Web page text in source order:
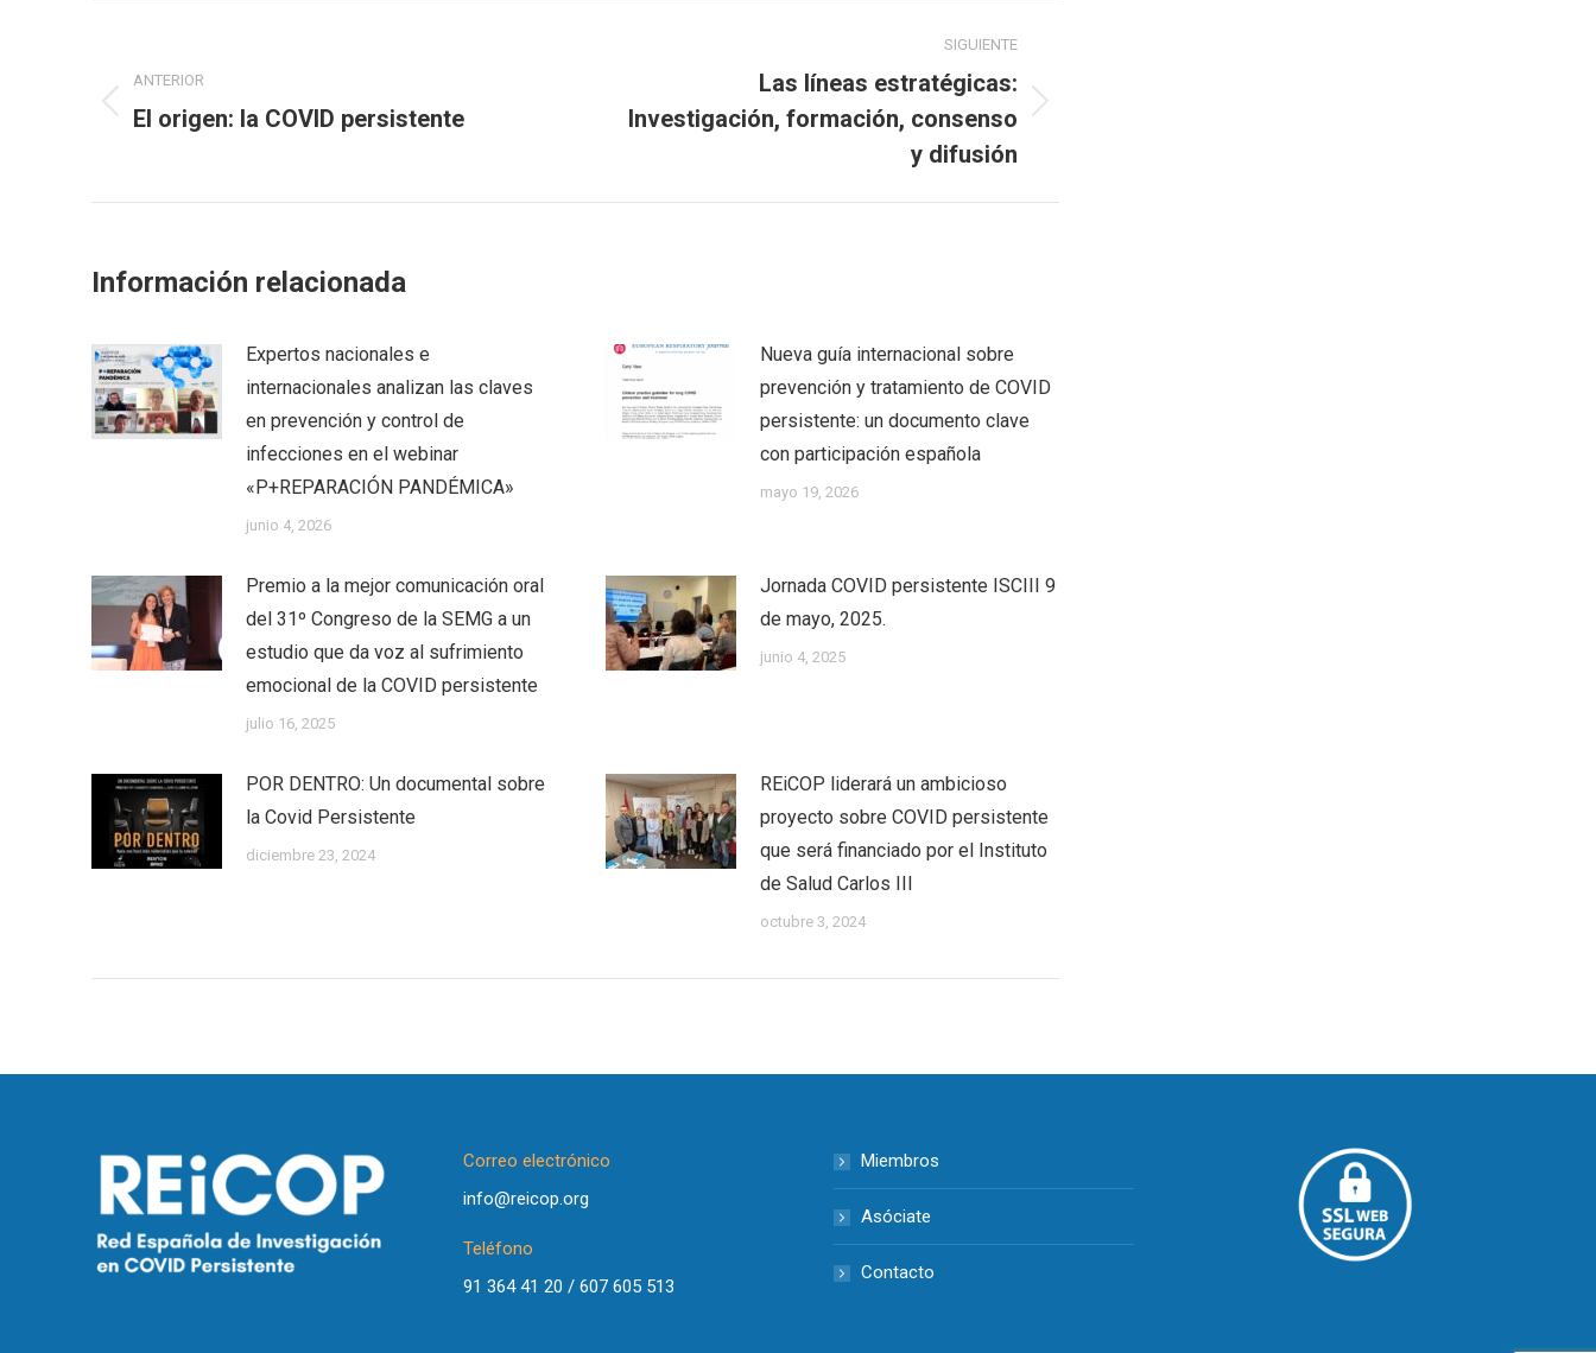
entre
publicaciones
ANTERIOR
Publicación
El origen: la COVID persistente
SIGUIENTE
Publicación
Las líneas estratégicas:
Investigación, formación, consenso
y difusión
Información relacionada
Expertos nacionales e
internacionales analizan las claves
en prevención y control de
infecciones en el webinar
«P+REPARACIÓN PANDÉMICA»
junio 4, 2026
Nueva guía internacional sobre
prevención y tratamiento de COVID
persistente: un documento clave
con participación española
mayo 19, 2026
Premio a la mejor comunicación oral
del 31º Congreso de la SEMG a un
estudio que da voz al sufrimiento
emocional de la COVID persistente
julio 16, 2025
Jornada COVID persistente ISCIII 9
de mayo, 2025.
junio 4, 2025
POR DENTRO: Un documental sobre
la Covid Persistente
diciembre 23, 2024
REiCOP liderará un ambicioso
proyecto sobre COVID persistente
que será financiado por el Instituto
de Salud Carlos III
octubre 3, 2024
Correo electrónico
info@reicop.org
Teléfono
91 364 41 20 / 607 605 513
Miembros
Asóciate
Contacto